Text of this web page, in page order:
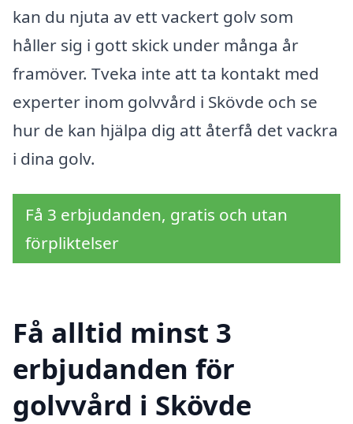
kan du njuta av ett vackert golv som
håller sig i gott skick under många år
framöver. Tveka inte att ta kontakt med
experter inom golvvård i Skövde och se
hur de kan hjälpa dig att återfå det vackra
i dina golv.
Få 3 erbjudanden, gratis och utan
förpliktelser
Få alltid minst 3
erbjudanden för
golvvård i Skövde